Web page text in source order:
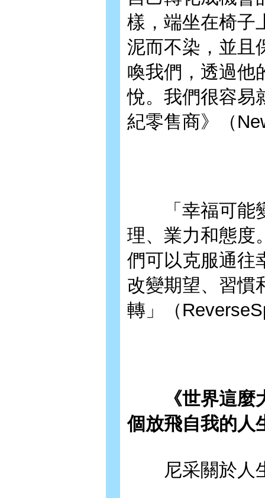
樣，端坐在椅子
泥而不染，並且
喚我們，透過他
悅。我們很容易
紀零售商》（
「幸福可能變
理、業力和態度
們可以克服通往
改變期望、習慣
轉」（
《世界這麼大
個放飛自我的人
尼采關於人